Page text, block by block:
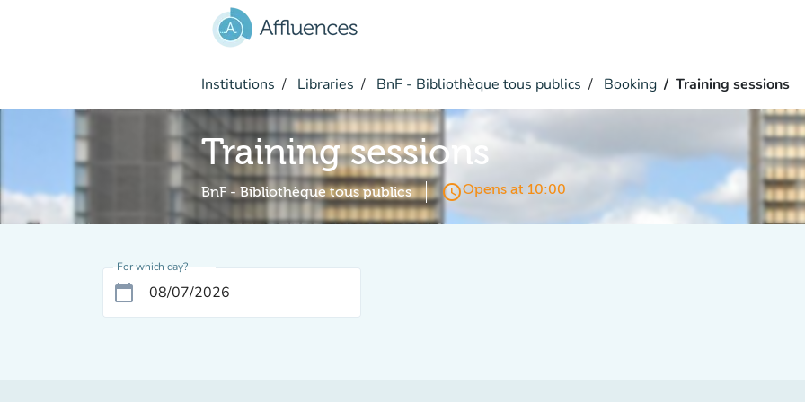
Institutions Libraries BnF - Bibliothèque tous publics Booking Training sessions
Training sessions
BnF - Bibliothèque tous publics access_timeOpens at 10:00
For which day?
calendar_today